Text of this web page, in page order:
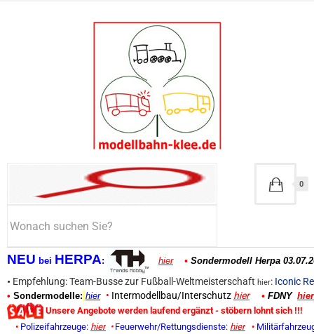
NEU bei HERPA: hier • Sondermodell Herpa
• Empfehlung: Team-Busse zur Fußball-Weltmeisterschaft hier: Iconic
• Sondermodelle: hier • Intermodellbau/Interschutz hier • FDNY hier
Unsere Angebote werden laufend ergänzt - stöbern lohnt sich !!!
• Polizeifahrzeuge: hier • Feuerwehr/Rettungsdienste: hier •
0